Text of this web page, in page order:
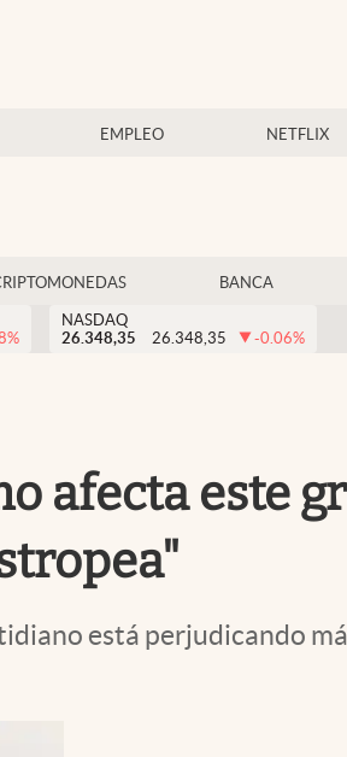
EMPLEO NETFLIX
BANCA
%
NASDAQ
26.348,35
26.348,35 -0.06%
afecta este
está perjudicando